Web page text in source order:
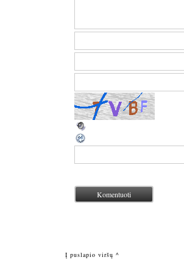
Į puslapio viršų ^